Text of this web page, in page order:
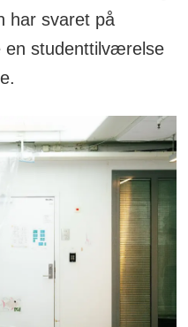
har svaret på
en studenttilværelse